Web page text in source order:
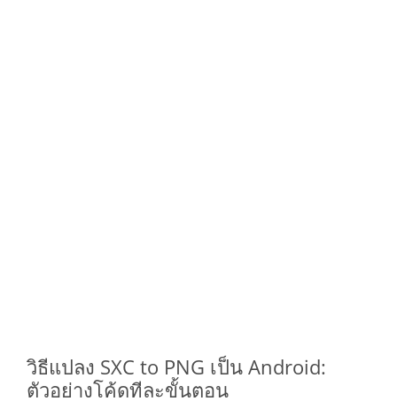
วิธีแปลง SXC to PNG เป็น Android:
ตัวอย่างโค้ดทีละขั้นตอน